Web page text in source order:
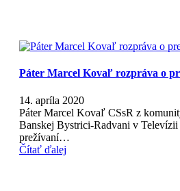
Páter Marcel Kovaľ rozpráva o
14. apríla 2020
Páter Marcel Kovaľ CSsR z
Banskej Bystrici-Radvani v
prežívaní…
Čítať ďalej